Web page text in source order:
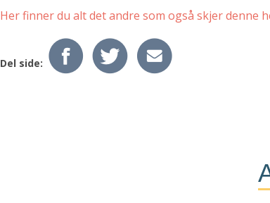
Her finner du alt det andre som også skjer denne
Del side: